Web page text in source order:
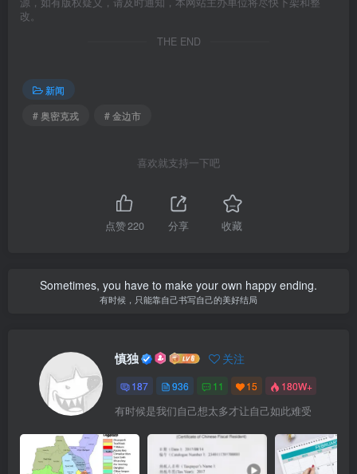
改。
THE END
新闻
# 奥密克戎
# 金边市
喜欢就支持一下吧
点赞220 分享 收藏
Sometimes, you have to make your own happy ending.
有时候，只能靠自己书写自己的美好结局
慎独 关注
187 936 11 15 180W+
有时候是我们自己想太多才让自己如此难受